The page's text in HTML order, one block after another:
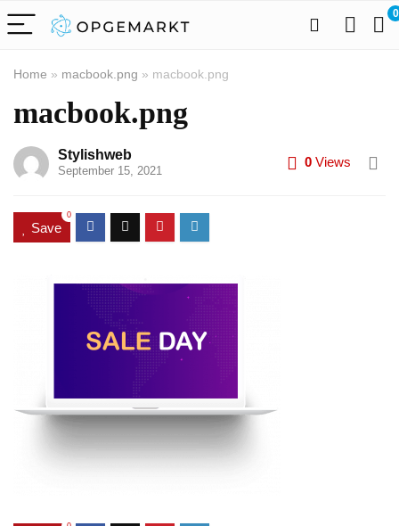
0
Home » macbook.png » macbook.png
macbook.png
Stylishweb
September 15, 2021
0 Views
Save
0